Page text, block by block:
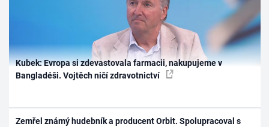
Kubek: Evropa si zdevastovala farmacii, nakupujeme v
Bangladéši. Vojtěch ničí zdravotnictví
Zemřel známý hudebník a producent Orbit. Spolupracoval s